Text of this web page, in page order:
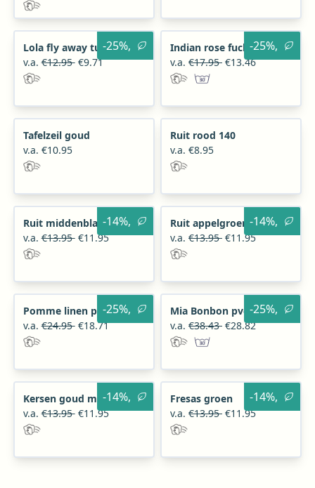
-25%,
Lola fly away turquoise
v.a. €12.95 €9.71
-25%,
Indian rose fuchsia pvc
v.a. €17.95 €13.46
Tafelzeil goud
v.a. €10.95
Ruit rood 140
v.a. €8.95
-14%,
Ruit middenblauw mex
v.a. €13.95 €11.95
-14%,
Ruit appelgroen mex
v.a. €13.95 €11.95
-25%,
Pomme linen pvc
v.a. €24.95 €18.71
-25%,
Mia Bonbon pvc
v.a. €38.43 €28.82
-14%,
Kersen goud mex
v.a. €13.95 €11.95
-14%,
Fresas groen
v.a. €13.95 €11.95